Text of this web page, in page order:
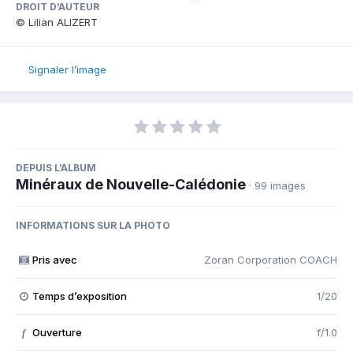
DROIT D’AUTEUR
© Lilian ALIZERT
Signaler l’image
DEPUIS L’ALBUM
Minéraux de Nouvelle-Calédonie · 99 images
INFORMATIONS SUR LA PHOTO
Pris avec Zoran Corporation COACH
Temps d’exposition 1/20
f Ouverture f/1.0